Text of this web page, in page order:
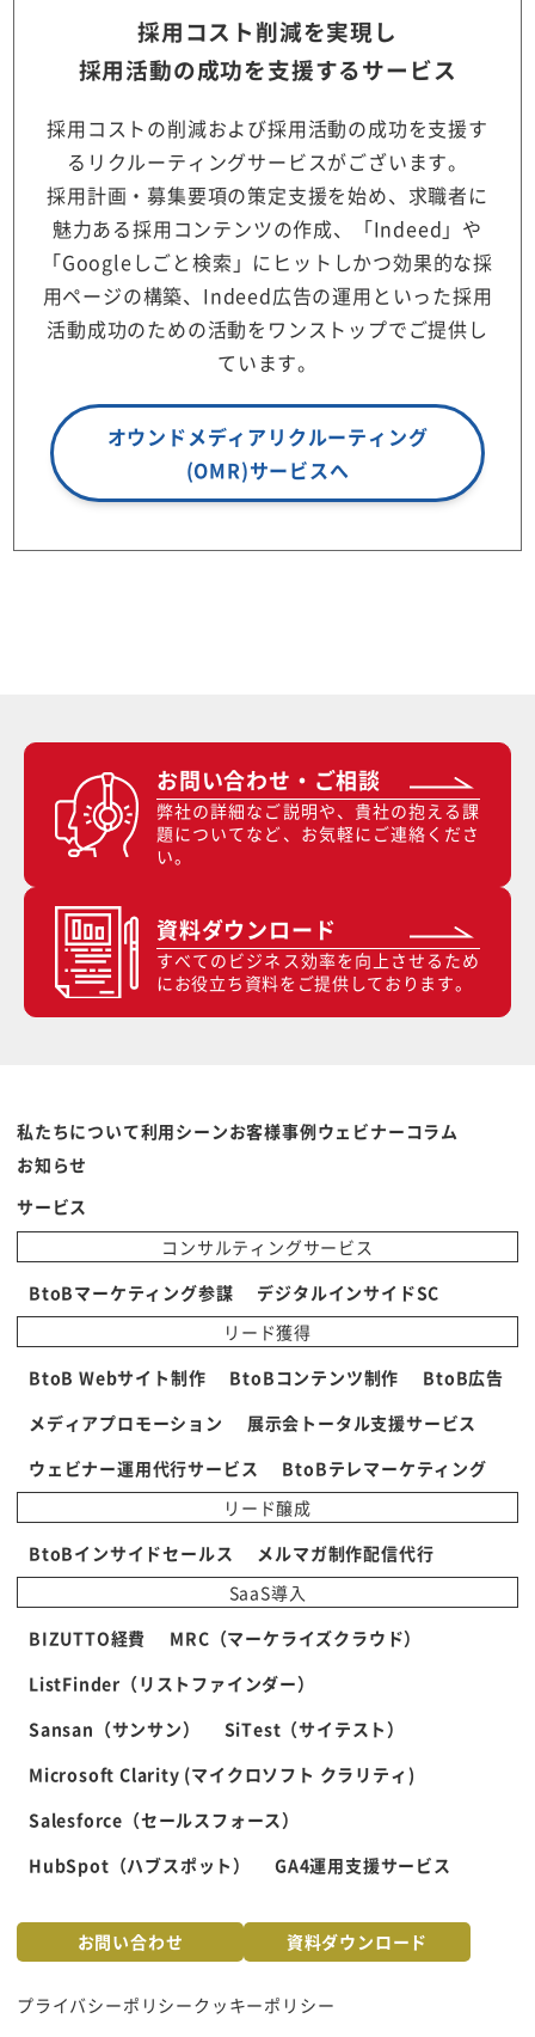
採用コスト削減を実現し
採用活動の成功を支援するサービス
採用コストの削減および採用活動の成功を支援す
るリクルーティングサービスがございます。
採用計画・募集要項の策定支援を始め、求職者に
魅力ある採用コンテンツの作成、「Indeed」や
「Googleしごと検索」にヒットしかつ効果的な採
用ページの構築、Indeed広告の運用といった採用
活動成功のための活動をワンストップでご提供し
ています。
オウンドメディアリクルーティング
(OMR)サービスへ
お問い合わせ・ご相談
弊社の詳細なご説明や、貴社の抱える課
題についてなど、お気軽にご連絡くださ
い。
資料ダウンロード
すべてのビジネス効率を向上させるため
にお役立ち資料をご提供しております。
私たちについて利用シーンお客様事例ウェビナー コラム
お知らせ
お問い合わせ 資料ダウンロード
プライバシーポリシークッキーポリシー
サービス
コンサルティングサービス
BtoBマーケティング参謀
デジタルインサイドSC
リード獲得
BtoB Webサイト制作
BtoBコンテンツ制作
BtoB広告
メディアプロモーション
展示会トータル支援サービス
ウェビナー運用代行サービス
BtoBテレマーケティング
リード醸成
BtoBインサイドセールス
メルマガ制作配信代行
SaaS導入
BIZUTTO経費
MRC（マーケライズクラウド）
ListFinder（リストファインダー）
Sansan（サンサン）
SiTest（サイテスト）
Microsoft Clarity (マイクロソフト クラリティ)
Salesforce（セールスフォース）
HubSpot（ハブスポット）
GA4運用支援サービス